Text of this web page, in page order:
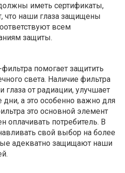
иметь сертификаты,
что наши глаза защищены
всем
защиты.
помогает защитить
света. Наличие фильтра
глаза от радиации, улучшает
а это особенно важно для
это основной элемент
потребитель. В
свой выбор на более
адекватно защищают наши